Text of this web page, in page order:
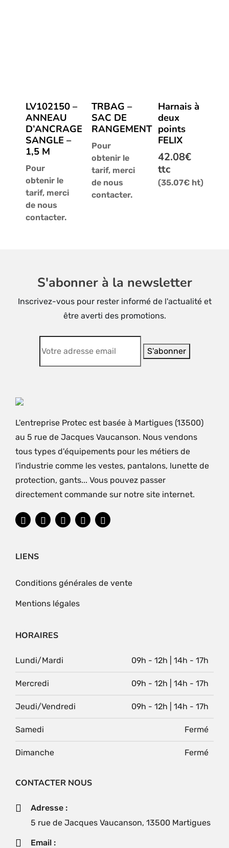
LV102150 –
ANNEAU
D’ANCRAGE
SANGLE –
1,5 M
Pour
obtenir le
tarif, merci
de nous
contacter.
TRBAG –
SAC DE
RANGEMENT
Pour
obtenir le
tarif, merci
de nous
contacter.
Harnais à
deux
points
FELIX
42.08€
ttc
(35.07€ht)
S'abonner à la newsletter
Inscrivez-vous pour rester informé de l'actualité et
être averti des promotions.
L'entreprise Protec est basée à Martigues (13500)
au 5 rue de Jacques Vaucanson. Nous vendons
tous types d'équipements pour les métiers de
l'industrie comme les vestes, pantalons, lunette de
protection, gants... Vous pouvez passer
directement commande sur notre site internet.
LIENS
Conditions générales de vente
Mentions légales
HORAIRES
Lundi/Mardi 09h - 12h | 14h - 17h
Mercredi 09h - 12h | 14h - 17h
Jeudi/Vendredi 09h - 12h | 14h - 17h
Samedi Fermé
Dimanche Fermé
CONTACTER NOUS
Adresse :
5 rue de Jacques Vaucanson, 13500 Martigues
Email :